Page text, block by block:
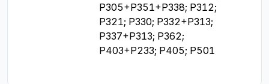
P305+P351+P338; P312;
P321; P330; P332+P313;
P337+P313; P362;
P403+P233; P405; P501